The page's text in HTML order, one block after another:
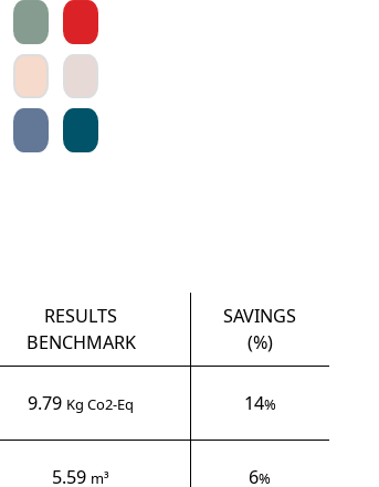
RESULTS
BENCHMARK
SAVINGS
(%)
9.79 Kg Co2-Eq 14%
5.59 m³ 6%